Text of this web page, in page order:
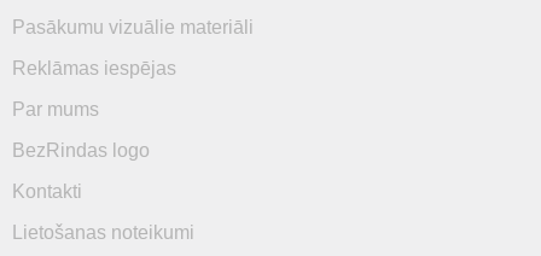
Pasākumu vizuālie materiāli
Reklāmas iespējas
Par mums
BezRindas logo
Kontakti
Lietošanas noteikumi